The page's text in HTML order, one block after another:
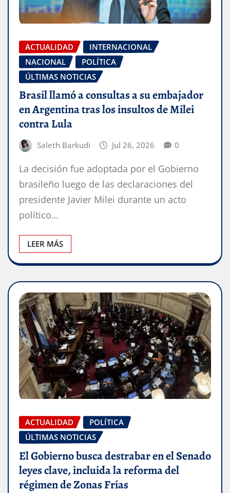
ACTUALIDAD
INTERNACIONAL
NACIONAL
POLÍTICA
ÚLTIMAS NOTICIAS
Brasil llamó a consultas a su embajador
en Argentina tras los insultos de Milei
contra Lula
Saleth Barkudi Jul 26, 2026 0
La decisión fue adoptada por el Gobierno
brasileño luego de las declaraciones del
presidente Javier Milei durante un acto
político…
LEER MÁS
ACTUALIDAD
POLÍTICA
ÚLTIMAS NOTICIAS
El Gobierno busca destrabar en el Senado
leyes clave, incluida la reforma del
régimen de Zonas Frías